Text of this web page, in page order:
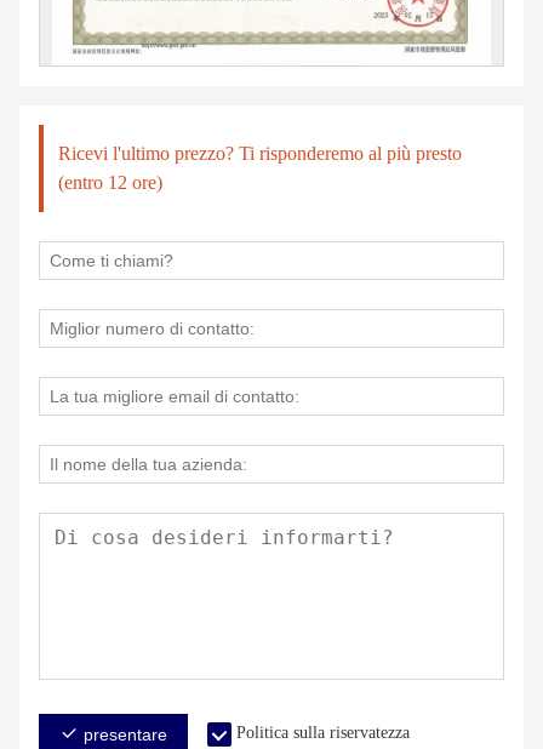
Ricevi l'ultimo prezzo? Ti risponderemo al più presto
(entro 12 ore)
presentare Politica sulla riservatezza